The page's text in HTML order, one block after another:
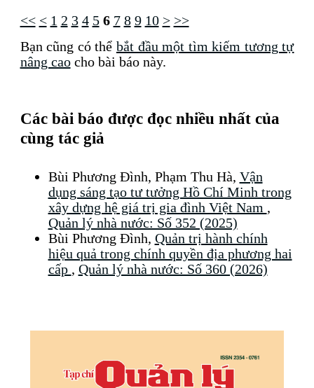
<< < 1 2 3 4 5 6 7 8 9 10 > >>
Bạn cũng có thể bắt đầu một tìm kiếm tương tự
nâng caocho bài báo này.
Các bài báo được đọc nhiều nhất của
cùng tác giả
Bùi Phương Đình, Phạm Thu Hà, Vận
dụng sáng tạo tư tưởng Hồ Chí Minh trong
xây dựng hệ giá trị gia đình Việt Nam ,
Quản lý nhà nước: Số 352 (2025)
Bùi Phương Đình, Quản trị hành chính
hiệu quả trong chính quyền địa phương hai
cấp , Quản lý nhà nước: Số 360 (2026)